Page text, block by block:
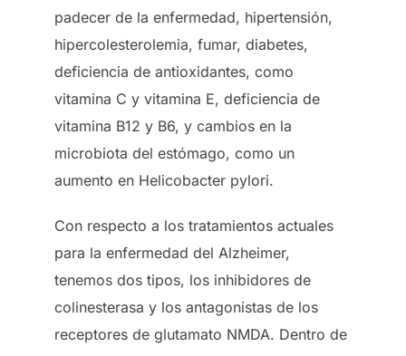
padecer de la enfermedad, hipertensión,
hipercolesterolemia, fumar, diabetes,
deficiencia de antioxidantes, como
vitamina C y vitamina E, deficiencia de
vitamina B12 y B6, y cambios en la
microbiota del estómago, como un
aumento en Helicobacter pylori.
Con respecto a los tratamientos actuales
para la enfermedad del Alzheimer,
tenemos dos tipos, los inhibidores de
colinesterasa y los antagonistas de los
receptores de glutamato NMDA. Dentro de